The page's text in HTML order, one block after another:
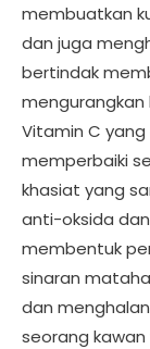
membuatkan
dan juga
bertindak
mengurangkan
Vitamin C
memperbaiki
khasiat yang
anti-oksida
membentuk
sinaran
dan
seorang